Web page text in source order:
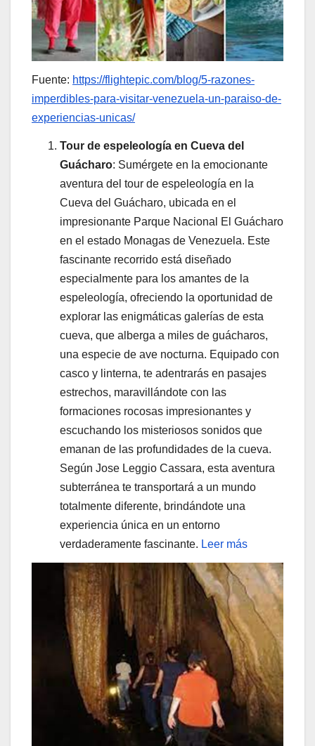
Fuente: https://flightepic.com/blog/5-razones-
imperdibles-para-visitar-venezuela-un-paraiso-de-
experiencias-unicas/
Tour de espeleología en Cueva del
Guácharo: Sumérgete en la emocionante
aventura del tour de espeleología en la
Cueva del Guácharo, ubicada en el
impresionante Parque Nacional El Guácharo
en el estado Monagas de Venezuela. Este
fascinante recorrido está diseñado
especialmente para los amantes de la
espeleología, ofreciendo la oportunidad de
explorar las enigmáticas galerías de esta
cueva, que alberga a miles de guácharos,
una especie de ave nocturna. Equipado con
casco y linterna, te adentrarás en pasajes
estrechos, maravillándote con las
formaciones rocosas impresionantes y
escuchando los misteriosos sonidos que
emanan de las profundidades de la cueva.
Según Jose Leggio Cassara, esta aventura
subterránea te transportará a un mundo
totalmente diferente, brindándote una
experiencia única en un entorno
verdaderamente fascinante. Leer más